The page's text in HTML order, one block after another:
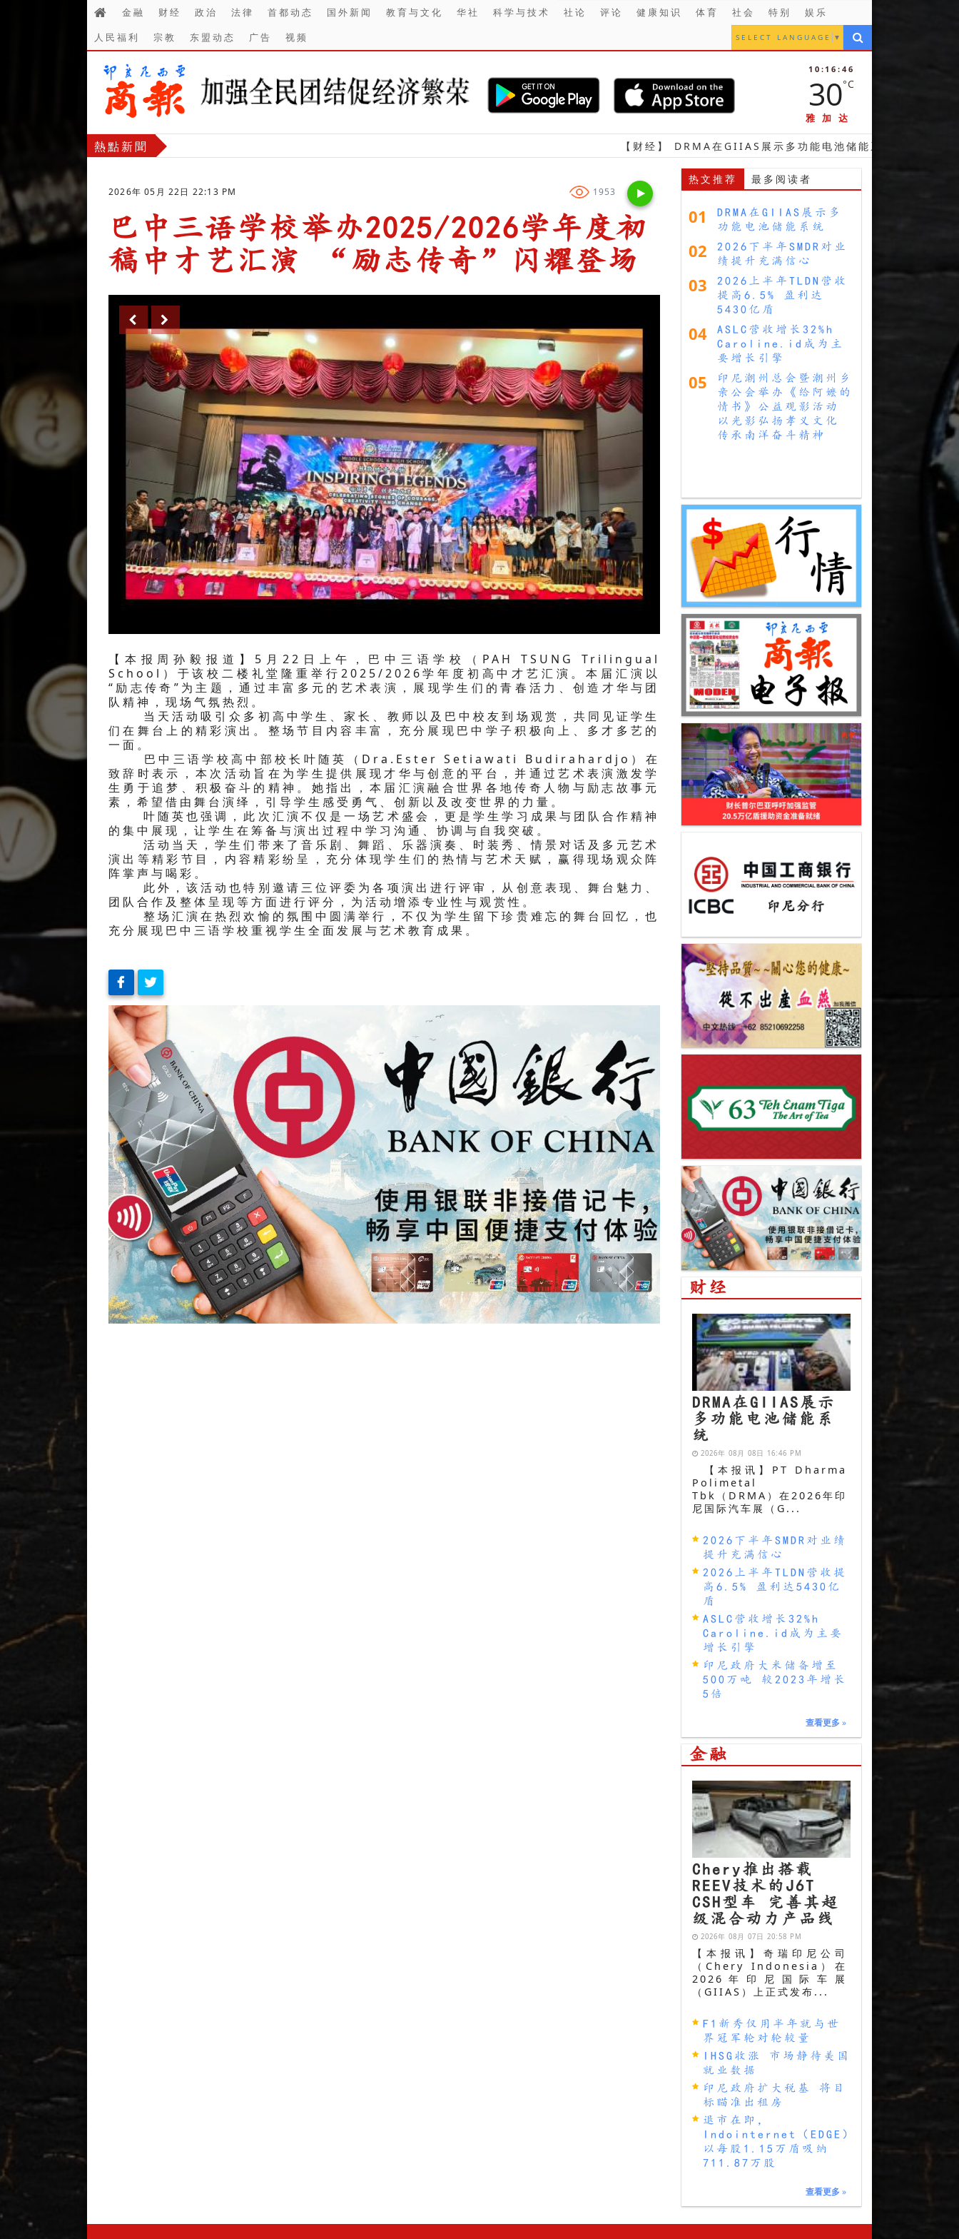
金融 财经 政治 法律 首都动态 国外新闻 教育与文化 华社 科学与技术 社论 评论 健康知识 体育 社会 特别
娱乐
人民福利
宗教 东盟动态 广告 视频 SELECT LANGUAGE ▼
10:16:47
30°C
雅加达
熱點新聞 【财经】 DRMA在GIIAS展示多功能电池储能系统 【财经】 2026
2026年 05月 22日 22:13 PM 1953
巴中三语学校举办2025/2026学年度初
稿中才艺汇演 “励志传奇”闪耀登场
【本报周孙毅报道】5月22日上午，巴中三语学校（PAH TSUNG Trilingual
School）于该校二楼礼堂隆重举行2025/2026学年度初高中才艺汇演。本届汇演以
“励志传奇”为主题，通过丰富多元的艺术表演，展现学生们的青春活力、创造才华与团
队精神，现场气氛热烈。
当天活动吸引众多初高中学生、家长、教师以及巴中校友到场观赏，共同见证学生
们在舞台上的精彩演出。整场节目内容丰富，充分展现巴中学子积极向上、多才多艺的
一面。
巴中三语学校高中部校长叶随英（Dra.Ester Setiawati Budirahardjo）在
致辞时表示，本次活动旨在为学生提供展现才华与创意的平台，并通过艺术表演激发学
生勇于追梦、积极奋斗的精神。她指出，本届汇演融合世界各地传奇人物与励志故事元
素，希望借由舞台演绎，引导学生感受勇气、创新以及改变世界的力量。
叶随英也强调，此次汇演不仅是一场艺术盛会，更是学生学习成果与团队合作精神
的集中展现，让学生在筹备与演出过程中学习沟通、协调与自我突破。
活动当天，学生们带来了音乐剧、舞蹈、乐器演奏、时装秀、情景对话及多元艺术
演出等精彩节目，内容精彩纷呈，充分体现学生们的热情与艺术天赋，赢得现场观众阵
阵掌声与喝彩。
此外，该活动也特别邀请三位评委为各项演出进行评审，从创意表现、舞台魅力、
团队合作及整体呈现等方面进行评分，为活动增添专业性与观赏性。
整场汇演在热烈欢愉的氛围中圆满举行，不仅为学生留下珍贵难忘的舞台回忆，也
充分展现巴中三语学校重视学生全面发展与艺术教育成果。
热文推荐 最多阅读者
01
DRMA在GIIAS展示多
功能电池储能系统
02
2026下半年SMDR对业
绩提升充满信心
03
2026上半年TLDN营收
提高6.5% 盈利达
5430亿盾
04
ASLC营收增长32%h
Caroline.id成为主
要增长引擎
05
印尼潮州总会暨潮州乡
亲公会举办《给阿嬷的
情书》公益观影活动
以光影弘扬孝义文化
传承南洋奋斗精神
财经
DRMA在GIIAS展示
多功能电池储能系
统
2026年 08月 08日 16:46 PM
【本报讯】PT Dharma
Polimetal
Tbk（DRMA）在2026年印
尼国际汽车展（G...
2026下半年SMDR对业绩
提升充满信心
2026上半年TLDN营收提
高6.5% 盈利达5430亿
盾
ASLC营收增长32%h
Caroline.id成为主要
增长引擎
印尼政府大米储备增至
500万吨 较2023年增长
5倍
查看更多 »
金融
Chery推出搭载
REEV技术的J6T
CSH型车 完善其超
级混合动力产品线
2026年 08月 07日 20:58 PM
【本报讯】奇瑞印尼公司
（Chery Indonesia）在
2026年印尼国际车展
（GIIAS）上正式发布...
F1新秀仅用半年就与世
界冠军轮对轮较量
IHSG收涨 市场静待美国
就业数据
印尼政府扩大税基 将目
标瞄准出租房
退市在即，
Indointernet（EDGE）
以每股1.15万盾吸纳
711.87万股
查看更多 »